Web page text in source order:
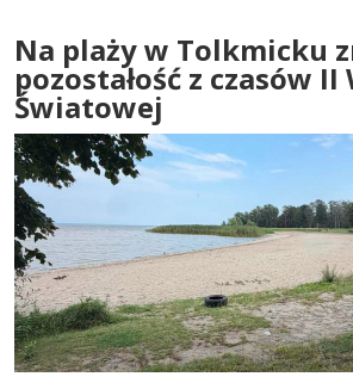
Na plaży w Tolkmicku
pozostałość z czasów
Światowej